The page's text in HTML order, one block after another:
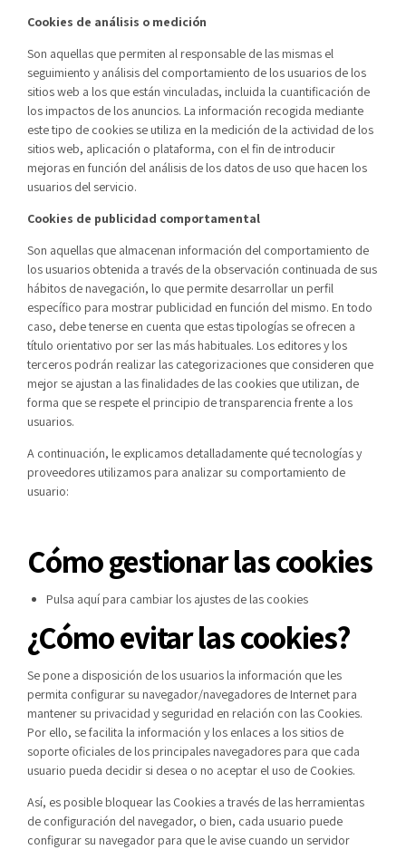
Cookies de análisis o medición
Son aquellas que permiten al responsable de las mismas el
seguimiento y análisis del comportamiento de los usuarios de los
sitios web a los que están vinculadas, incluida la cuantificación de
los impactos de los anuncios. La información recogida mediante
este tipo de cookies se utiliza en la medición de la actividad de los
sitios web, aplicación o plataforma, con el fin de introducir
mejoras en función del análisis de los datos de uso que hacen los
usuarios del servicio.
Cookies de publicidad comportamental
Son aquellas que almacenan información del comportamiento de
los usuarios obtenida a través de la observación continuada de sus
hábitos de navegación, lo que permite desarrollar un perfil
específico para mostrar publicidad en función del mismo. En todo
caso, debe tenerse en cuenta que estas tipologías se ofrecen a
título orientativo por ser las más habituales. Los editores y los
terceros podrán realizar las categorizaciones que consideren que
mejor se ajustan a las finalidades de las cookies que utilizan, de
forma que se respete el principio de transparencia frente a los
usuarios.
A continuación, le explicamos detalladamente qué tecnologías y
proveedores utilizamos para analizar su comportamiento de
usuario:
Cómo gestionar las cookies
Pulsa aquí para cambiar los ajustes de las cookies
¿Cómo evitar las cookies?
Se pone a disposición de los usuarios la información que les
permita configurar su navegador/navegadores de Internet para
mantener su privacidad y seguridad en relación con las Cookies.
Por ello, se facilita la información y los enlaces a los sitios de
soporte oficiales de los principales navegadores para que cada
usuario pueda decidir si desea o no aceptar el uso de Cookies.
Así, es posible bloquear las Cookies a través de las herramientas
de configuración del navegador, o bien, cada usuario puede
configurar su navegador para que le avise cuando un servidor